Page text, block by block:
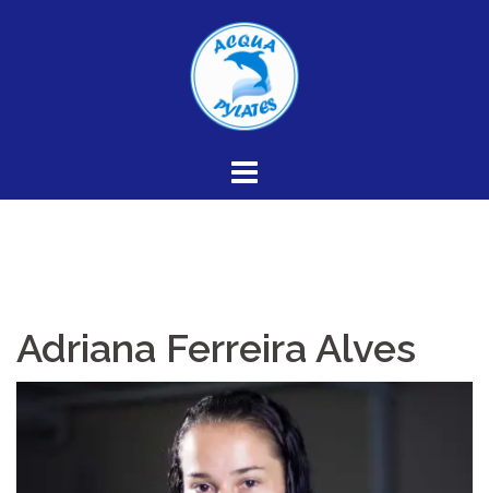
Adriana Ferreira Alves